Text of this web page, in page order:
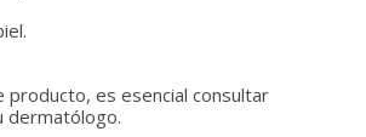
producto, es esencial consultar
dermatólogo.